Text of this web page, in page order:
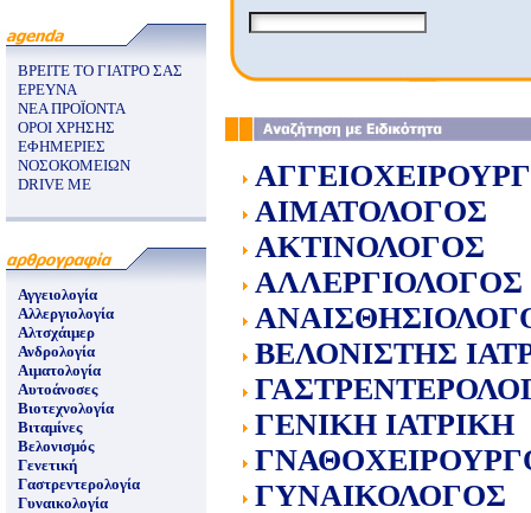
ΒΡΕΙΤΕ ΤΟ ΓΙΑΤΡΟ ΣΑΣ
ΕΡΕΥΝΑ
ΝΕΑ ΠΡΟΪΟΝΤΑ
ΟΡΟΙ ΧΡΗΣΗΣ
ΕΦΗΜΕΡΙΕΣ
ΝΟΣΟΚΟΜΕΙΩΝ
DRIVE ME
Αγγειολογία
Αλλεργιολογία
Αλτσχάιμερ
Ανδρολογία
Αιματολογία
Αυτοάνοσες
Βιοτεχνολογία
Βιταμίνες
Βελονισμός
Γενετική
Γαστρεντερολογία
Γυναικολογία
ΑΙΜΑΤΟΛΟΓΟΣ
ΑΚΤΙΝΟΛΟΓΟΣ
ΑΛΛΕΡΓΙΟΛΟΓΟΣ
ΒΕΛΟΝΙΣΤΗΣ
ΓΕΝΙΚΗ ΙΑΤΡΙΚΗ
ΓΥΝΑΙΚΟΛΟΓΟΣ